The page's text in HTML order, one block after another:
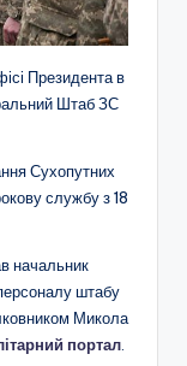
Президента в
Штаб ЗС
Сухопутних
службу з 18
начальник
штабу
Микола
портал